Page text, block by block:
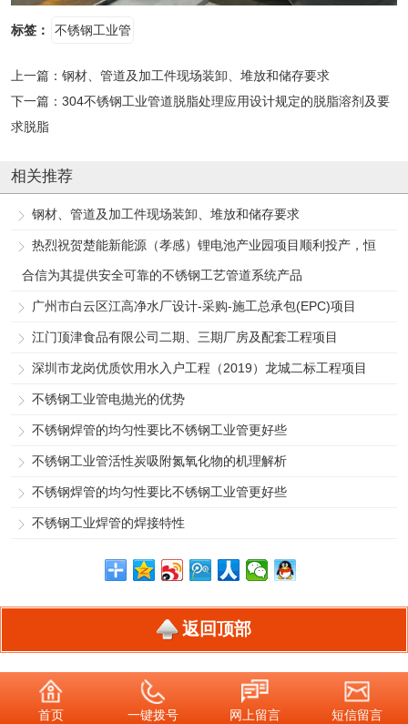
标签： 不锈钢工业管
上一篇： 钢材、管道及加工件现场装卸、堆放和储存要求
下一篇： 304不锈钢工业管道脱脂处理应用设计规定的脱脂溶剂及要
求脱脂
相关推荐
钢材、管道及加工件现场装卸、堆放和储存要求
热烈祝贺楚能新能源（孝感）锂电池产业园项目顺利投产，恒
合信为其提供安全可靠的不锈钢工艺管道系统产品
广州市白云区江高净水厂设计-采购-施工总承包(EPC)项目
江门顶津食品有限公司二期、三期厂房及配套工程项目
深圳市龙岗优质饮用水入户工程（2019）龙城二标工程项目
不锈钢工业管电抛光的优势
不锈钢焊管的均匀性要比不锈钢工业管更好些
不锈钢工业管活性炭吸附氮氧化物的机理解析
不锈钢焊管的均匀性要比不锈钢工业管更好些
不锈钢工业焊管的焊接特性
首页 一键拨号 网上留言 短信留言
返回顶部